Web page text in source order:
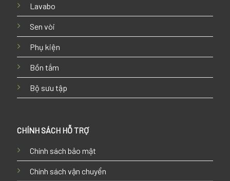
Lavabo
Sen vòi
Phụ kiện
Bồn tắm
Bộ sưu tập
CHÍNH SÁCH HỖ TRỢ
Chính sách bảo mật
Chính sách vận chuyển